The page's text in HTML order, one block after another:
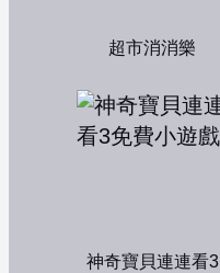
超市消消樂
神奇寶貝連連看3